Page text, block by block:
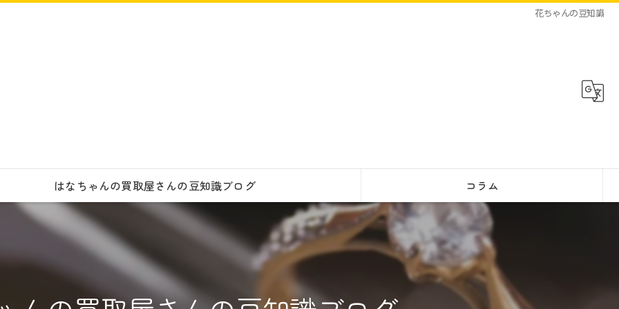
花ちゃんの豆知識
はなちゃんの買取屋さんの豆知識ブログ コラム